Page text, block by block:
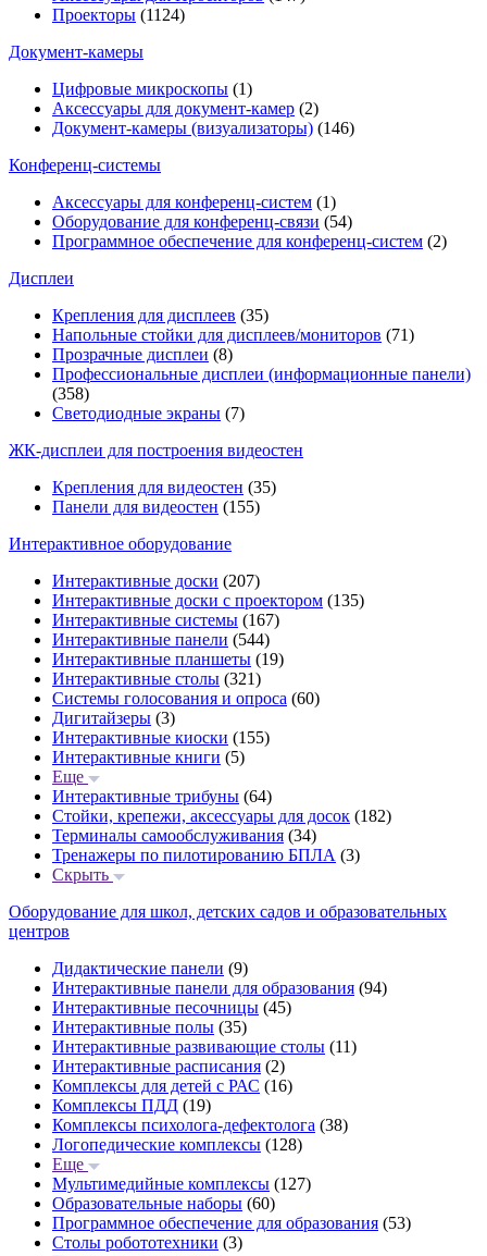
Проекторы (1124)
Документ-камеры
Цифровые микроскопы (1)
Аксессуары для документ-камер (2)
Документ-камеры (визуализаторы) (146)
Конференц-системы
Аксессуары для конференц-систем (1)
Оборудование для конференц-связи (54)
Программное обеспечение для конференц-систем (2)
Дисплеи
Крепления для дисплеев (35)
Напольные стойки для дисплеев/мониторов (71)
Прозрачные дисплеи (8)
Профессиональные дисплеи (информационные панели)
(358)
Светодиодные экраны (7)
ЖК-дисплеи для построения видеостен
Крепления для видеостен (35)
Панели для видеостен (155)
Интерактивное оборудование
Интерактивные доски (207)
Интерактивные доски с проектором (135)
Интерактивные системы (167)
Интерактивные панели (544)
Интерактивные планшеты (19)
Интерактивные столы (321)
Системы голосования и опроса (60)
Дигитайзеры (3)
Интерактивные киоски (155)
Интерактивные книги (5)
Еще
Интерактивные трибуны (64)
Стойки, крепежи, аксессуары для досок (182)
Терминалы самообслуживания (34)
Тренажеры по пилотированию БПЛА (3)
Скрыть
Оборудование для школ, детских садов и образовательных
центров
Дидактические панели (9)
Интерактивные панели для образования (94)
Интерактивные песочницы (45)
Интерактивные полы (35)
Интерактивные развивающие столы (11)
Интерактивные расписания (2)
Комплексы для детей с РАС (16)
Комплексы ПДД (19)
Комплексы психолога-дефектолога (38)
Логопедические комплексы (128)
Еще
Мультимедийные комплексы (127)
Образовательные наборы (60)
Программное обеспечение для образования (53)
Столы робототехники (3)